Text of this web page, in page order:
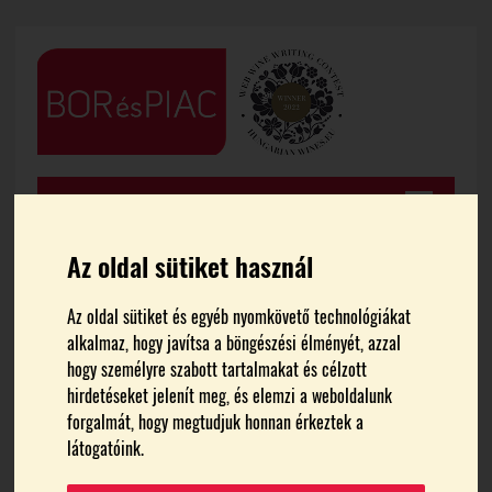
Az oldal sütiket használ
Az oldal sütiket és egyéb nyomkövető technológiákat
alkalmaz, hogy javítsa a böngészési élményét, azzal
hogy személyre szabott tartalmakat és célzott
hirdetéseket jelenít meg, és elemzi a weboldalunk
forgalmát, hogy megtudjuk honnan érkeztek a
látogatóink.
FŐOLDAL HÍREK
Idén harmadszor is Szik
Mátyás lett a bajnok a